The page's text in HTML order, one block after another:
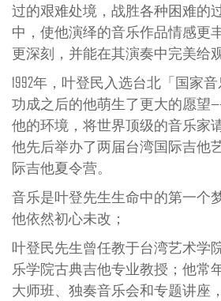
过的艰难处境，战胜各种困难的
中，使他演绎的音乐作品情感更
更深刻，并能在其演奏中完美给观
1992年，叶登民入选台北「国家
功成之后的他萌生了更大的愿望
他的环境，将世界顶级的音乐家
他先后举办了两届台湾国际吉他
际吉他夏令营。
音乐是叶登先生生命中的第一个
他依然初心未改；
叶登民先生曾任教于台湾艺术学
乐学院古典吉他专业教授；他常
大师班、独奏音乐会和专题讲座